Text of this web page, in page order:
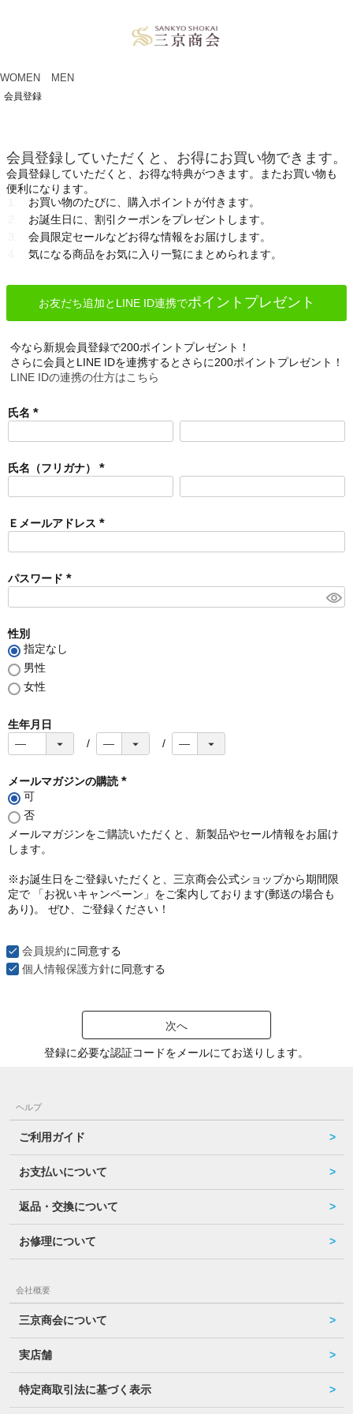
WOMEN MEN
会員登録
会員登録していただくと、お得にお買い物できます。
会員登録していただくと、お得な特典がつきます。またお買い物も
便利になります。
お買い物のたびに、購入ポイントが付きます。
お誕生日に、割引クーポンをプレゼントします。
会員限定セールなどお得な情報をお届けします。
気になる商品をお気に入り一覧にまとめられます。
お友だち追加とLINE ID連携でポイントプレゼント
今なら新規会員登録で200ポイントプレゼント！
さらに会員とLINE IDを連携するとさらに200ポイントプレゼント！
LINE IDの連携の仕方はこちら
氏名
必
氏名（フリガナ）
必
Ｅメールアドレス
必
パスワード
必
性別
指定なし
男性
女性
生年月日
メールマガジンの購読
須
)
可
否
メールマガジンをご購読いただくと、新製品やセール情報をお届け
します。
※お誕生日をご登録いただくと、三京商会公式ショップから期間限
定で 「お祝いキャンペーン」をご案内しております(郵送の場合も
あり)。 ぜひ、ご登録ください！
会員規約に同意する
個人情報保護方針に同意する
次へ
登録に必要な認証コードをメールにてお送りします。
ヘルプ
ご利用ガイド
お支払いについて
返品・交換について
お修理について
会社概要
三京商会について
実店舗
特定商取引法に基づく表示